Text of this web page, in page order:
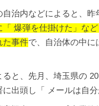
自治内などによると、昨
「 爆弾を仕掛けた」な
た事件で、自治体の中に
ると、先月、埼玉県の
出頭し「 メールは自